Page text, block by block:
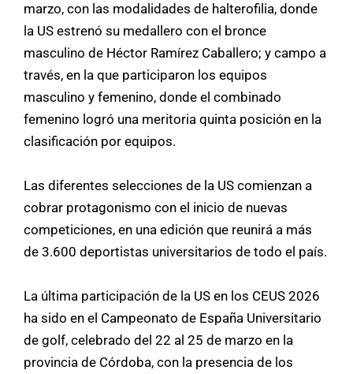
marzo, con las modalidades de halterofilia, donde
la US estrenó su medallero con el bronce
masculino de Héctor Ramírez Caballero; y campo a
través, en la que participaron los equipos
masculino y femenino, donde el combinado
femenino logró una meritoria quinta posición en la
clasificación por equipos.
Las diferentes selecciones de la US comienzan a
cobrar protagonismo con el inicio de nuevas
competiciones, en una edición que reunirá a más
de 3.600 deportistas universitarios de todo el país.
La última participación de la US en los CEUS 2026
ha sido en el Campeonato de España Universitario
de golf, celebrado del 22 al 25 de marzo en la
provincia de Córdoba, con la presencia de los